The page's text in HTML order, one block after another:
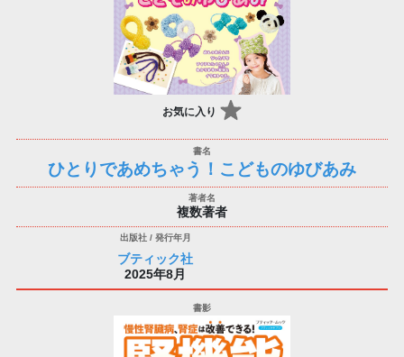
お気に入り
ひとりであめちゃう！こどものゆびあみ
複数著者
ブティック社
2025年8月